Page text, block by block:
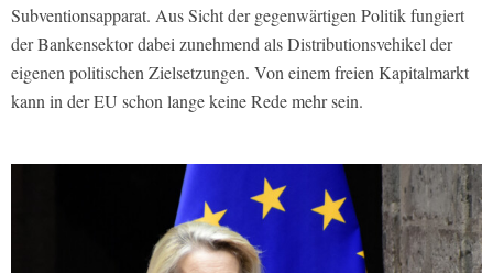
Subventionsapparat. Aus Sicht der gegenwärtigen Politik fungiert
der Bankensektor dabei zunehmend als Distributionsvehikel der
eigenen politischen Zielsetzungen. Von einem freien Kapitalmarkt
kann in der EU schon lange keine Rede mehr sein.